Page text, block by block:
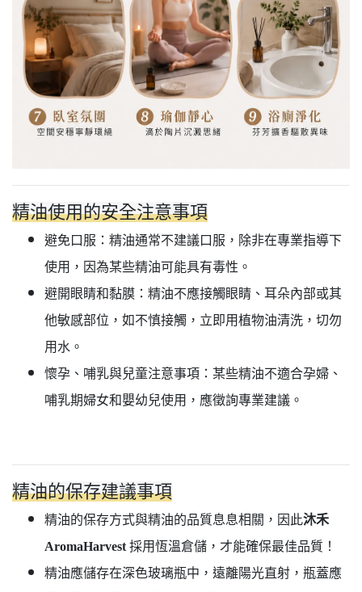
精油使用的安全注意事項
避免口服：精油通常不建議口服，除非在專業指導下
使用，因為某些精油可能具有毒性。
避開眼睛和黏膜：精油不應接觸眼睛、耳朵內部或其
他敏感部位，如不慎接觸，立即用植物油清洗，切勿
用水。
懷孕、哺乳與兒童注意事項：某些精油不適合孕婦、
哺乳期婦女和嬰幼兒使用，應徵詢專業建議。
精油的保存建議事項
精油的保存方式與精油的品質息息相關，因此沐禾
AromaHarvest 採用恆溫倉儲，才能確保最佳品質！
精油應儲存在深色玻璃瓶中，遠離陽光直射，瓶蓋應